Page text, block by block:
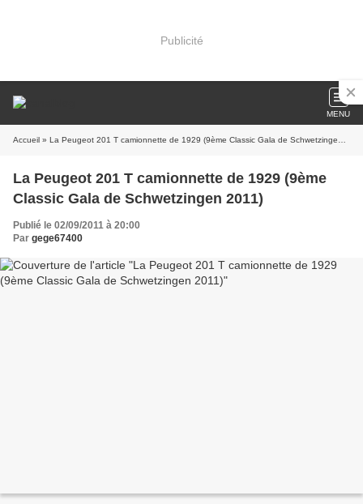
Publicité
MENU
Accueil » La Peugeot 201 T camionnette de 1929 (9ème Classic Gala de Schwetzingen 2011)
La Peugeot 201 T camionnette de 1929 (9ème
Classic Gala de Schwetzingen 2011)
Publié le 02/09/2011 à 20:00
Par gege67400